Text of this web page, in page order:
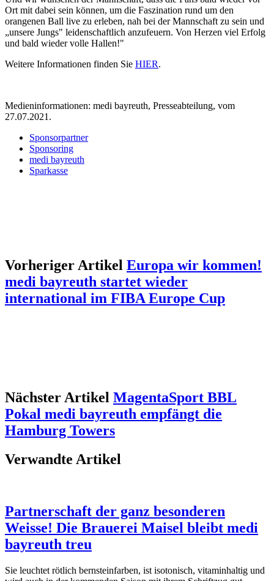
Ort mit dabei sein können, um die Faszination rund um den
orangenen Ball live zu erleben, nah bei der Mannschaft zu sein und
„unsere Jungs" leidenschaftlich anzufeuern. Von Herzen viel Erfolg
und bald wieder volle Hallen!"
Weitere Informationen finden Sie HIER.
Medieninformationen: medi bayreuth, Presseabteilung, vom
27.07.2021.
Sponsorpartner
Sponsoring
medi bayreuth
Sparkasse
Vorheriger Artikel Europa wir kommen!
medi bayreuth startet wieder
international im FIBA Europe Cup
Nächster Artikel MagentaSport BBL
Pokal medi bayreuth empfängt die
Hamburg Towers
Verwandte Artikel
Partnerschaft der ganz besonderen
Weisse! Die Brauerei Maisel bleibt medi
bayreuth treu
Sie leuchtet rötlich bernsteinfarben, ist isotonisch, vitaminhaltig und